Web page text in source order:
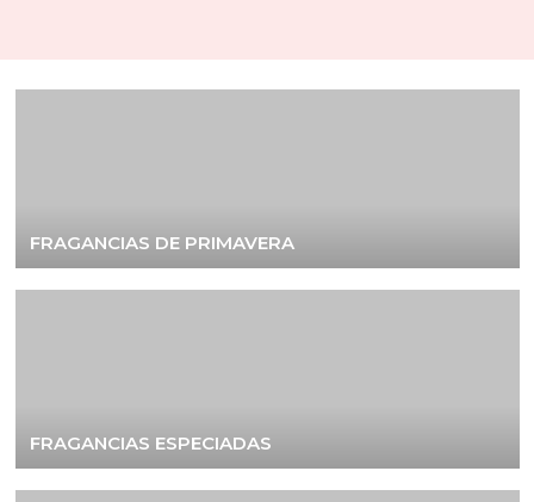
FRAGANCIAS DE PRIMAVERA
FRAGANCIAS ESPECIADAS